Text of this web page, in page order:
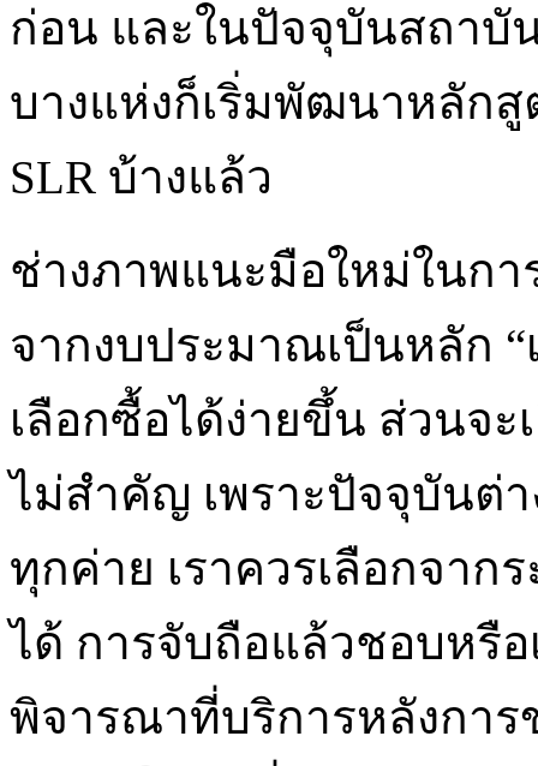
ก่อน และในปัจจุบันสถาบั
บางแห่งก็เริ่มพัฒนาหลักสู
SLR บ้างแล้ว
ช่างภาพแนะมือใหม่ในกา
จากงบประมาณเป็นหลัก
เลือกซื้อได้ง่ายขึ้น ส่วนจ
ไม่สำคัญ เพราะปัจจุบันต่
ทุกค่าย เราควรเลือกจา
ได้ การจับถือแล้วชอบหรื
พิจารณาที่บริการหลังกา